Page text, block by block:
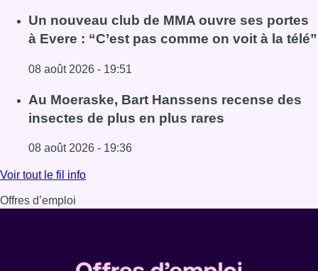
Lire l'article Deux personnes hospitalisées après un
Un nouveau club de MMA ouvre ses portes
à Evere : “C’est pas comme on voit à la télé”
08 août 2026 - 19:51
Lire l'article Un nouveau club de MMA ouvre ses portes à
Au Moeraske, Bart Hanssens recense des
insectes de plus en plus rares
08 août 2026 - 19:36
Lire l'article Au Moeraske, Bart Hanssens recense des
Voir tout le fil info
Offres d’emploi